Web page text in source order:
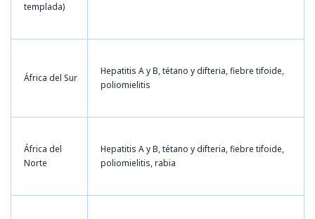
templada)
África del Sur
Hepatitis A y B, tétano y difteria, fiebre tifoide,
poliomielitis
África del
Norte
Hepatitis A y B, tétano y difteria, fiebre tifoide,
poliomielitis, rabia